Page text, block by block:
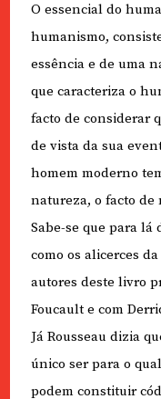
O essencial do
humanismo,
essência e de uma
que caracteriza o
facto de considerar
de vista da sua
homem moderno
natureza, o facto de
Sabe-se que para lá
como os alicerces
autores deste livro
Foucault e com
Já Rousseau dizia
único ser para o
podem constituir